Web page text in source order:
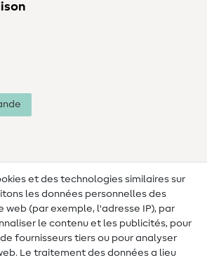
et des technologies similaires sur
les données personnelles des
web (par exemple, l'adresse IP), par
le contenu et les publicités, pour
fournisseurs tiers ou pour analyser
Le traitement des données a lieu